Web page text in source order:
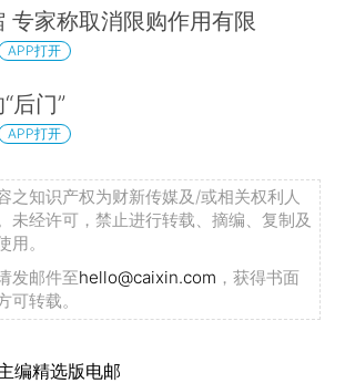
专家称取消限购作用有限
APP打开
后门”
APP打开
之知识产权为财新传媒及/或相关权利人
未经许可，禁止进行转载、摘编、复制及
用。
发邮件至hello@caixin.com ，获得书面
可转载。
编精选版电邮